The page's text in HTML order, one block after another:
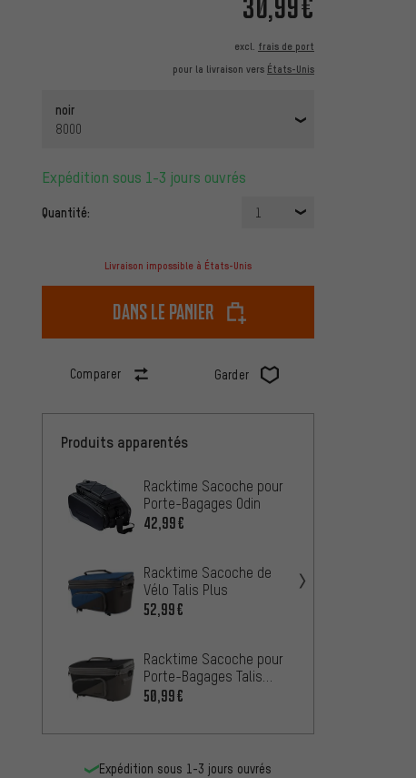
excl. frais de port
pour la livraison vers États-Unis
noir
8000
Expédition sous 1-3 jours ouvrés
Quantité: 1
Livraison impossible à États-Unis
dans le panier
Comparer Garder
Produits apparentés
Racktime Sacoche pour
Porte-Bagages Odin
42,99€
Racktime Sacoche de
Vélo Talis Plus
52,99€
Racktime Sacoche pour
Porte-Bagages Talis
Plus 2.0
50,99€
Expédition sous 1-3 jours ouvrés